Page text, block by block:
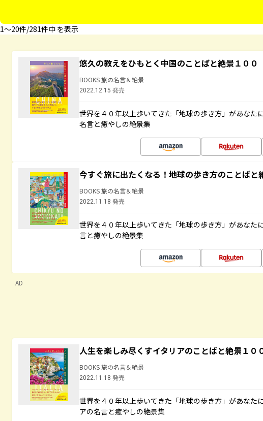
1〜20件/281件中 を表示
悠久の教えをひもとく中国のことばと絶景１００
BOOKS 旅の名言＆絶景
2022.12.15 発売
世界を４０年以上歩いてきた「地球の歩き方」があなた
名言と癒やしの絶景集
今すぐ旅に出たくなる！地球の歩き方のことばと
BOOKS 旅の名言＆絶景
2022.11.18 発売
世界を４０年以上歩いてきた「地球の歩き方」があなた
言と癒やしの絶景集
AD
人生を楽しみ尽くすイタリアのことばと絶景１０
BOOKS 旅の名言＆絶景
2022.11.18 発売
世界を４０年以上歩いてきた「地球の歩き方」があなた
アの名言と癒やしの絶景集